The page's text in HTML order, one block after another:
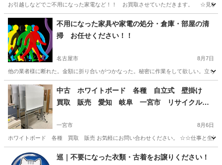
お引越しなどでご不用になった家電など！！ お買取させていただきます。 ☆見積無
愛知 名古屋市 リサイクルショップ 岐阜
リサイクルショップ 不用
不用になった家具や家電の処分・倉庫・部屋の清
掃 お任せください！！
名古屋市 8月7日
他の業者様に断れた。金額に折り合いがつかなった。秘密に作業をして欲しい。立ち
愛知 名古屋市 リサイクルショップ 三重 四日市市
リサイクルショップ 不用
中古 ホワイトボード 各種 自立式 壁掛け
買取 販売 愛知 岐阜 一宮市 リサイクルシ
一宮市 8月6日
ホワイトボード 各種 買取 販売 お気軽にお問い合わせください。 ☆☆仕事と生
愛知 一宮市 リサイクルショップ 買取
巡｜不要になった衣類・古着をお譲りください！